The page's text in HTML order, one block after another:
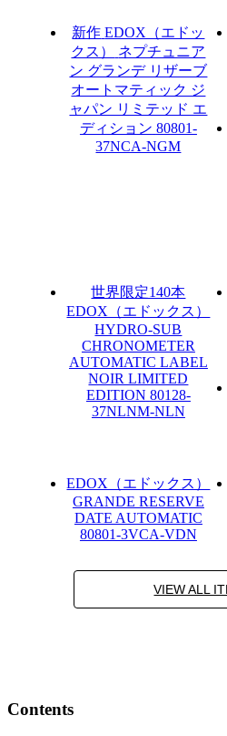
新作 EDOX（エドッ
クス）
ネプチュニア
ン グランデ リザーブ
オートマティック ジ
ャパン リミテッド エ
ディション 80801-
37NCA-NGM
世界限定140本
EDOX（エドックス）
HYDRO-SUB
CHRONOMETER
AUTOMATIC LABEL
NOIR LIMITED
EDITION 80128-
37NLNM-NLN
EDOX（エドックス）
GRANDE RESERVE
DATE AUTOMATIC
80801-3VCA-VDN
VIEW ALL
Contents